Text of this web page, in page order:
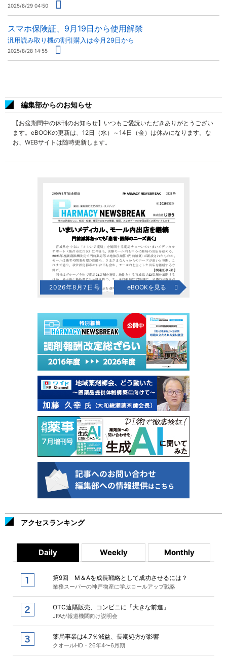
2025/8/29 04:50
スマホ保険証、9月19日から使用解禁
汎用読み取り機の割引購入は今月29日から
2025/8/28 14:55
編集部からのお知らせ
【お盆期間中の休刊のお知らせ】いつもご愛読いただきありがとうござい
ます。eBOOKの更新は、12日（水）～14日（金）は休みになります。な
お、WEBサイトは随時更新します。
2026年8月7日号 eBOOKを見る
アクセスランキング
Daily Weekly Monthly
第9回 M＆Aを成長戦略として成功させるには？
業務スーパーの神戸物産に学ぶロールアップ戦略
OTC遠隔販売、コンビニに「大きな前進」
JFAが報道機関向け説明会
薬局事業は4.7％減益、長期処方が影響
クオールHD・26年4〜6月期